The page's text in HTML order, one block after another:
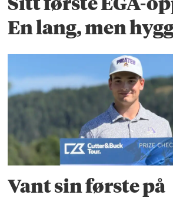
En lang, men
Vant sin første på